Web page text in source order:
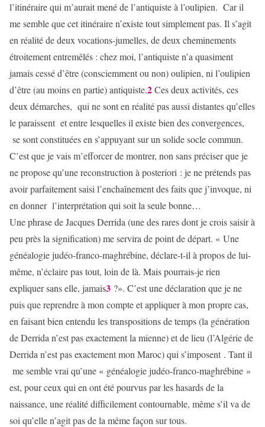
l’itinéraire qui m’aurait mené de l’antiquiste à l’oulipien. Car il
me semble que cet itinéraire n’existe tout simplement pas. Il s’agit
en réalité de deux vocations-jumelles, de deux cheminements
étroitement entremêlés : chez moi, l’antiquiste n’a quasiment
jamais cessé d’être (consciemment ou non) oulipien, ni l’oulipien
d’être (au moins en partie) antiquiste.2Ces deux activités, ces
deux démarches, qui ne sont en réalité pas aussi distantes qu’elles
le paraissent et entre lesquelles il existe bien des convergences,
se sont constituées en s’appuyant sur un solide socle commun.
C’est que je vais m’efforcer de montrer, non sans préciser que je
ne propose qu’une reconstruction à posteriori : je ne prétends pas
avoir parfaitement saisi l’enchaînement des faits que j’invoque, ni
en donner l’interprétation qui soit la seule bonne…
Une phrase de Jacques Derrida (une des rares dont je crois saisir à
peu près la signification) me servira de point de départ. « Une
généalogie judéo-franco-maghrébine, déclare-t-il à propos de lui-
même, n’éclaire pas tout, loin de là. Mais pourrais-je rien
expliquer sans elle, jamais3 ?». C’est une déclaration que je ne
puis que reprendre à mon compte et appliquer à mon propre cas,
en faisant bien entendu les transpositions de temps (la génération
de Derrida n’est pas exactement la mienne) et de lieu (l’Algérie de
Derrida n’est pas exactement mon Maroc) qui s’imposent . Tant il
me semble vrai qu’une « généalogie judéo-franco-maghrébine »
est, pour ceux qui en ont été pourvus par les hasards de la
naissance, une réalité difficilement contournable, même s’il va de
soi qu’elle n’agit pas de la même façon sur tous.